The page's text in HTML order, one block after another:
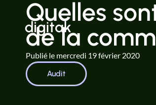
digitak
Quelles
de la
Publié le mercredi 19 février 2020
Audit